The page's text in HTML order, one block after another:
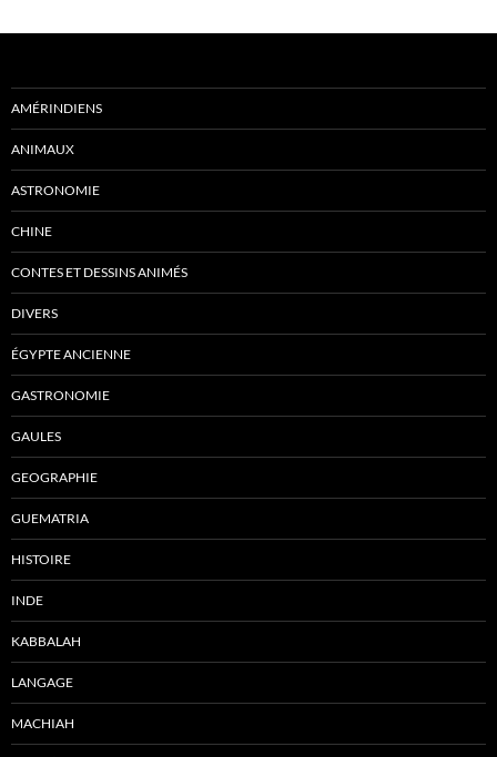
AMÉRINDIENS
ANIMAUX
ASTRONOMIE
CHINE
CONTES ET DESSINS ANIMÉS
DIVERS
ÉGYPTE ANCIENNE
GASTRONOMIE
GAULES
GEOGRAPHIE
GUEMATRIA
HISTOIRE
INDE
KABBALAH
LANGAGE
MACHIAH